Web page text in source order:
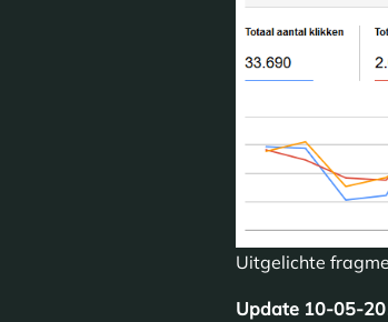
Uitgelichte
Update 10-05-